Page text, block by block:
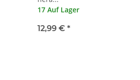
17 Auf Lager
12,99 € *